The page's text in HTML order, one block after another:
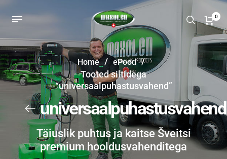
0
Home / ePood /
Tooted siltidega
“universaalpuhastusvahend”
universaalpuhastusvahend
Täiuslik puhtus ja kaitse Šveitsi
premium hooldusvahenditega